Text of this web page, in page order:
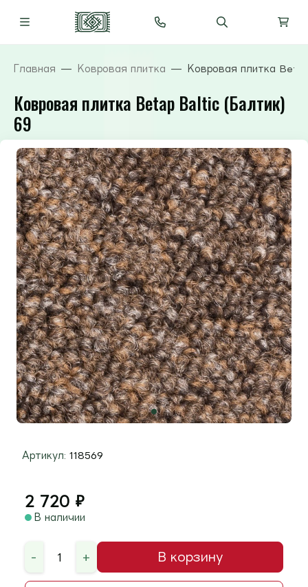
Главная Ковровая плитка Ковровая плитка
Ковровая плитка Betap Baltic (Балтик)
69
Артикул: 118569
2 720 ₽
В наличии
- + В корзину